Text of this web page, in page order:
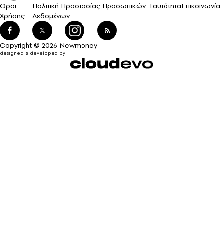
Όροι
Χρήσης
Πολιτική Προστασίας Προσωπικών
Δεδομένων
ΤαυτότηταΕπικοινωνία
Copyright © 2026 Newmoney
designed & developed by